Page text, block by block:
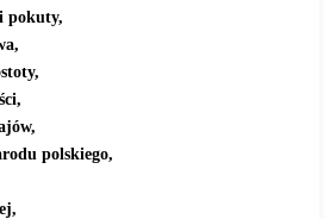
pokuty,
polskiego,